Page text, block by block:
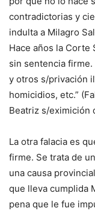
contradictorias y
indulta a Milagro
Hace años la
sin sentencia firme.
y otros s/privación
homicidios, etc.”
Beatriz s/eximición
La otra falacia es
firme. Se trata de
una causa
que lleva cumplida
pena que le fue